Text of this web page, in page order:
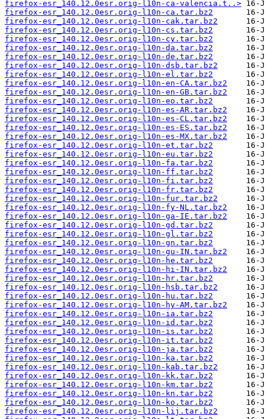
firefox-esr_140.12.0esr.orig-l10n-ca-valencia.t..>
firefox-esr_140.12.0esr.orig-l10n-ca.tar.bz2
firefox-esr_140.12.0esr.orig-l10n-cak.tar.bz2
firefox-esr_140.12.0esr.orig-l10n-cs.tar.bz2
firefox-esr_140.12.0esr.orig-l10n-cy.tar.bz2
firefox-esr_140.12.0esr.orig-l10n-da.tar.bz2
firefox-esr_140.12.0esr.orig-l10n-de.tar.bz2
firefox-esr_140.12.0esr.orig-l10n-dsb.tar.bz2
firefox-esr_140.12.0esr.orig-l10n-el.tar.bz2
firefox-esr_140.12.0esr.orig-l10n-en-CA.tar.bz2
firefox-esr_140.12.0esr.orig-l10n-en-GB.tar.bz2
firefox-esr_140.12.0esr.orig-l10n-eo.tar.bz2
firefox-esr_140.12.0esr.orig-l10n-es-AR.tar.bz2
firefox-esr_140.12.0esr.orig-l10n-es-CL.tar.bz2
firefox-esr_140.12.0esr.orig-l10n-es-ES.tar.bz2
firefox-esr_140.12.0esr.orig-l10n-es-MX.tar.bz2
firefox-esr_140.12.0esr.orig-l10n-et.tar.bz2
firefox-esr_140.12.0esr.orig-l10n-eu.tar.bz2
firefox-esr_140.12.0esr.orig-l10n-fa.tar.bz2
firefox-esr_140.12.0esr.orig-l10n-ff.tar.bz2
firefox-esr_140.12.0esr.orig-l10n-fi.tar.bz2
firefox-esr_140.12.0esr.orig-l10n-fr.tar.bz2
firefox-esr_140.12.0esr.orig-l10n-fur.tar.bz2
firefox-esr_140.12.0esr.orig-l10n-fy-NL.tar.bz2
firefox-esr_140.12.0esr.orig-l10n-ga-IE.tar.bz2
firefox-esr_140.12.0esr.orig-l10n-gd.tar.bz2
firefox-esr_140.12.0esr.orig-l10n-gl.tar.bz2
firefox-esr_140.12.0esr.orig-l10n-gn.tar.bz2
firefox-esr_140.12.0esr.orig-l10n-gu-IN.tar.bz2
firefox-esr_140.12.0esr.orig-l10n-he.tar.bz2
firefox-esr_140.12.0esr.orig-l10n-hi-IN.tar.bz2
firefox-esr_140.12.0esr.orig-l10n-hr.tar.bz2
firefox-esr_140.12.0esr.orig-l10n-hsb.tar.bz2
firefox-esr_140.12.0esr.orig-l10n-hu.tar.bz2
firefox-esr_140.12.0esr.orig-l10n-hy-AM.tar.bz2
firefox-esr_140.12.0esr.orig-l10n-ia.tar.bz2
firefox-esr_140.12.0esr.orig-l10n-id.tar.bz2
firefox-esr_140.12.0esr.orig-l10n-is.tar.bz2
firefox-esr_140.12.0esr.orig-l10n-it.tar.bz2
firefox-esr_140.12.0esr.orig-l10n-ja.tar.bz2
firefox-esr_140.12.0esr.orig-l10n-ka.tar.bz2
firefox-esr_140.12.0esr.orig-l10n-kab.tar.bz2
firefox-esr_140.12.0esr.orig-l10n-kk.tar.bz2
firefox-esr_140.12.0esr.orig-l10n-km.tar.bz2
firefox-esr_140.12.0esr.orig-l10n-kn.tar.bz2
firefox-esr_140.12.0esr.orig-l10n-ko.tar.bz2
firefox-esr_140.12.0esr.orig-l10n-lij.tar.bz2